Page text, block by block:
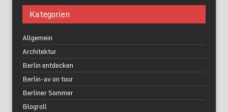
Kategorien
Allgemein
Architektur
Berlin entdecken
Berlin-av on tour
Berliner Sommer
Blogroll